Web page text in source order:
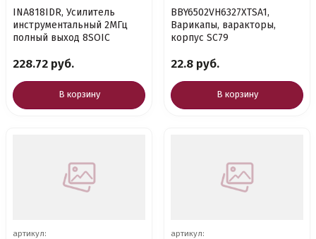
INA818IDR, Усилитель
инструментальный 2МГц
полный выход 8SOIC
228.72 руб.
В корзину
BBY6502VH6327XTSA1,
Варикапы, варакторы,
корпус SC79
22.8 руб.
В корзину
артикул: артикул: